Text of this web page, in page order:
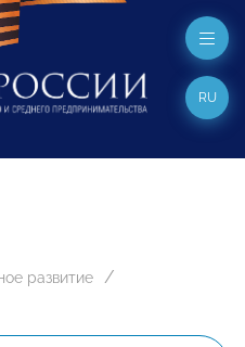
RU
развитие